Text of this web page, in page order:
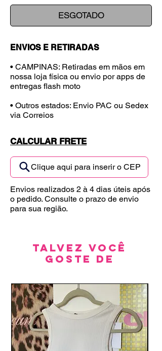
ESGOTADO
ENVIOS E RETIRADAS
• CAMPINAS: Retiradas em mãos em
nossa loja física ou envio por apps de
entregas flash moto
• Outros estados: Envio PAC ou Sedex
via Correios
CALCULAR FRETE
Clique aqui para inserir o CEP
Envios realizados 2 à 4 dias úteis após
o pedido. Consulte o prazo de envio
para sua região.
Talvez você
goste de